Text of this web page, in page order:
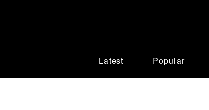
Latest Popular